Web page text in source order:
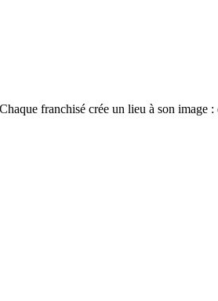
franchisé crée un lieu à son